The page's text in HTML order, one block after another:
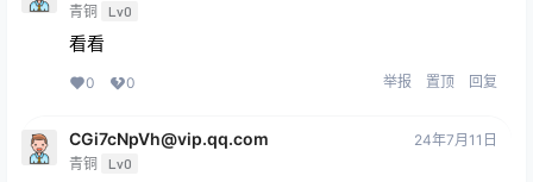
青铜 Lv0
看看
0 0 举报 置顶 回复
CGi7cNpVh@vip.qq.com
青铜 Lv0
24年7月11日